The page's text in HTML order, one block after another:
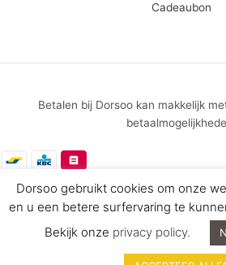
Cadeaubon
Betalen bij Dorsoo kan makkelijk
Algemene
Copyright © 2026 Dorsoo International
BE 0475.165.683
Dorsoo gebruikt cookies om onze
en u een betere surfervaring te
Bekijk onze privacy policy.